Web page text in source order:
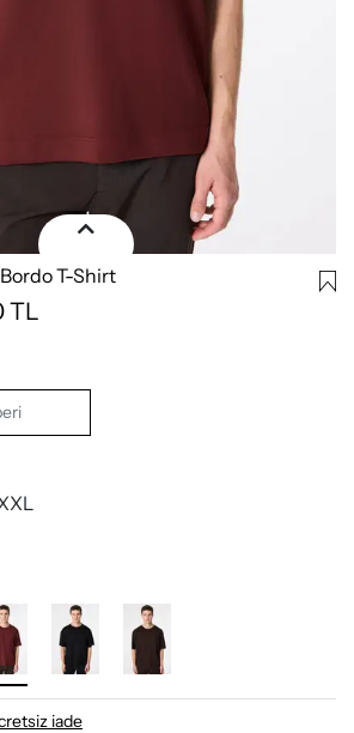
T-Shirt
TL
iade